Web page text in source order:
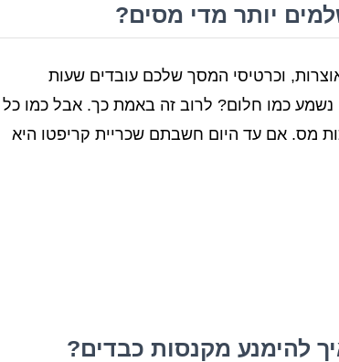
יותר מדי מסים?
וכרטיסי המסך שלכם עובדים שעות
נשמע כמו חלום? לרוב זה באמת כך. אבל כמו כל
מס. אם עד היום חשבתם שכריית קריפטו היא
להימנע מקנסות כבדים?